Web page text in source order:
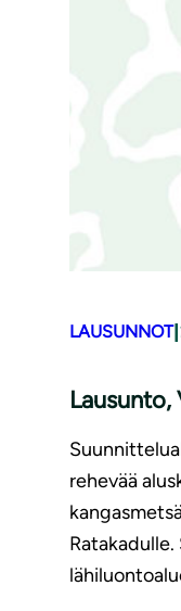
LAUSUNNOT|
Lausunto,
rehevää